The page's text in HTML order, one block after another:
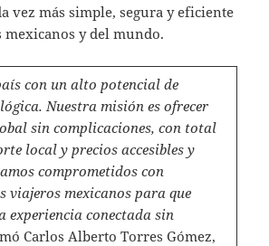
vez más simple, segura y eficiente
y del mundo.
con un alto potencial de
Nuestra misión es ofrecer
sin complicaciones, con total
local y precios accesibles y
comprometidos con
viajeros mexicanos para que
experiencia conectada sin
Carlos Alberto Torres Gómez,